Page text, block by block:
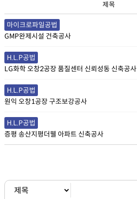
제목
마이크로파일공법
GMP완제시설 건축공사
H.L.P공법
LG화학 오창2공장 품질센터 신뢰성동 신축공사
H.L.P공법
원익 오창1공장 구조보강공사
H.L.P공법
증평 송산지평더웰 아파트 신축공사